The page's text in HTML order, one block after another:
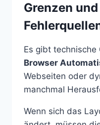
Grenzen
Es gibt technische
Browser
Webseiten oder
manchmal
Wenn sich das